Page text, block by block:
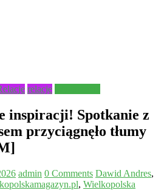
relacje
inspiracji! Spotkanie z
przyciągnęło tłumy
admin 0 Comments Dawid Andres,
, Wielkopolska